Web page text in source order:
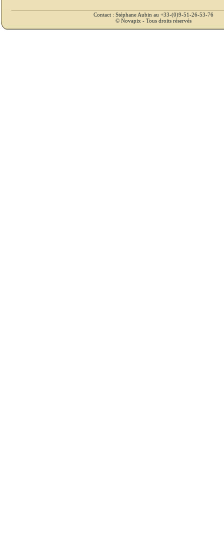
Contact : Stéphane Aubin au +33-(0)9-51-26-53-76
© Novapix - Tous droits réservés